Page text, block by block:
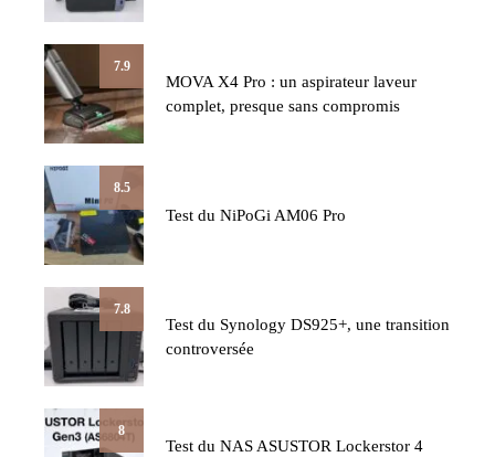
7.9
MOVA X4 Pro : un aspirateur laveur
complet, presque sans compromis
8.5
Test du NiPoGi AM06 Pro
7.8
Test du Synology DS925+, une transition
controversée
8
Test du NAS ASUSTOR Lockerstor 4